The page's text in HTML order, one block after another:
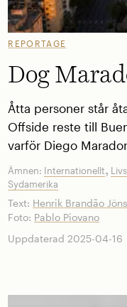
REPORTAGE
Dog
Åtta personer står
Offside reste till
varför Diego
Ämnen: Internationellt,
Sydamerika
Text: Henrik Brandão
Foto: Pablo Piovano
Uppdaterad 2025-04-16